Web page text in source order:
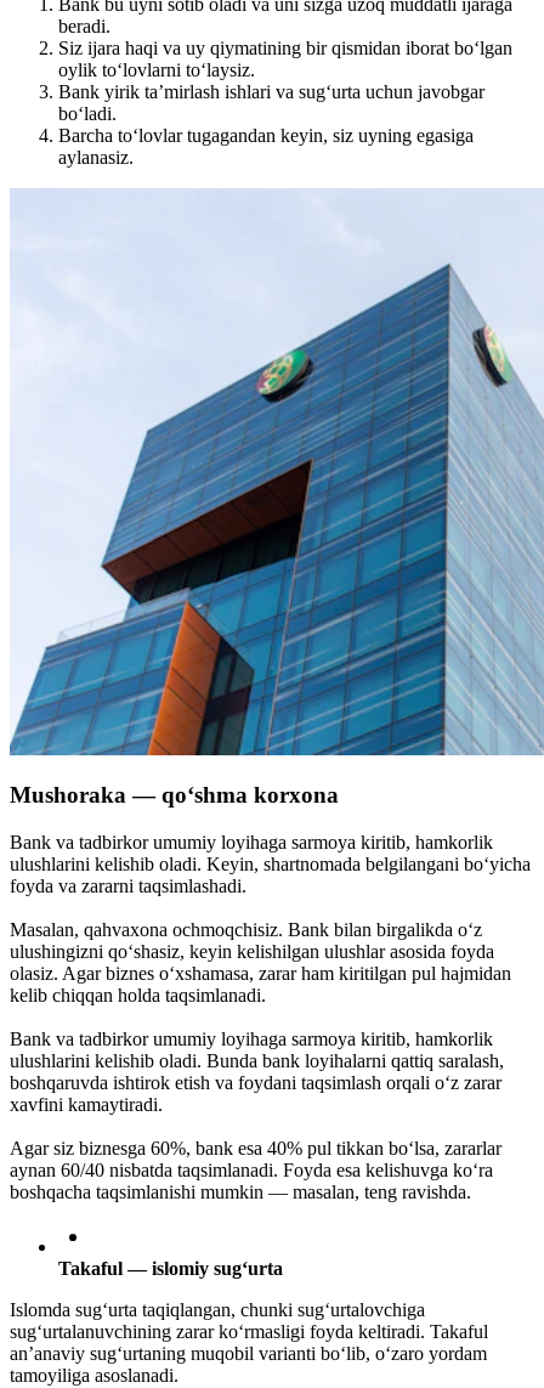
Bank bu uyni sotib oladi va uni sizga uzoq muddatli ijaraga
beradi.
Siz ijara haqi va uy qiymatining bir qismidan iborat bo‘lgan
oylik to‘lovlarni to‘laysiz.
Bank yirik ta’mirlash ishlari va sug‘urta uchun javobgar
bo‘ladi.
Barcha to‘lovlar tugagandan keyin, siz uyning egasiga
aylanasiz.
Mushoraka — qo‘shma korxona
Bank va tadbirkor umumiy loyihaga sarmoya kiritib, hamkorlik
ulushlarini kelishib oladi. Keyin, shartnomada belgilangani bo‘yicha
foyda va zararni taqsimlashadi.
Masalan, qahvaxona ochmoqchisiz. Bank bilan birgalikda o‘z
ulushingizni qo‘shasiz, keyin kelishilgan ulushlar asosida foyda
olasiz. Agar biznes o‘xshamasa, zarar ham kiritilgan pul hajmidan
kelib chiqqan holda taqsimlanadi.
Bank va tadbirkor umumiy loyihaga sarmoya kiritib, hamkorlik
ulushlarini kelishib oladi. Bunda bank loyihalarni qattiq saralash,
boshqaruvda ishtirok etish va foydani taqsimlash orqali o‘z zarar
xavfini kamaytiradi.
Agar siz biznesga 60%, bank esa 40% pul tikkan bo‘lsa, zararlar
aynan 60/40 nisbatda taqsimlanadi. Foyda esa kelishuvga ko‘ra
boshqacha taqsimlanishi mumkin — masalan, teng ravishda.
Takaful — islomiy sug‘urta
Islomda sug‘urta taqiqlangan, chunki sug‘urtalovchiga
sug‘urtalanuvchining zarar ko‘rmasligi foyda keltiradi. Takaful
an’anaviy sug‘urtaning muqobil varianti bo‘lib, o‘zaro yordam
tamoyiliga asoslanadi.